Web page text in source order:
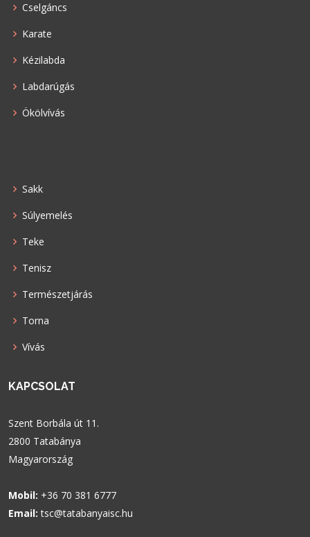
Cselgáncs
Karate
Kézilabda
Labdarúgás
Ökölvívás
Sakk
Súlyemelés
Teke
Tenisz
Természetjárás
Torna
Vívás
KAPCSOLAT
Szent Borbála út 11.
2800 Tatabánya
Magyarország
Mobil: +36 70 381 6777
Email: tsc@tatabanyaisc.hu